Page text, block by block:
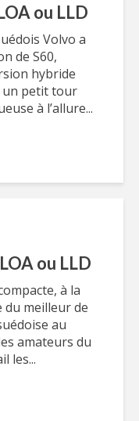
ou LLD
Volvo a
de S60,
hybride
un petit tour
à l’allure...
ou LLD
à la
meilleur de
au
amateurs du
les...